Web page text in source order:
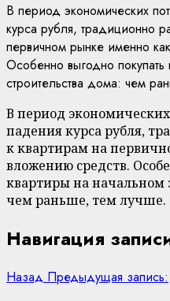
В период экономических
курса рубля, традиционно
первичном рынке именно
Особенно выгодно покупать
строительства дома: чем
В период
падения курса рубля,
к квартирам на
вложению средств.
квартиры на начальном
чем раньше, тем лучше.
Навигация
Назад Предыдущая запись: